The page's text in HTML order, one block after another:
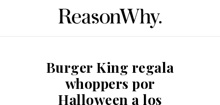
Burger King regala
whoppers por
Halloween a los